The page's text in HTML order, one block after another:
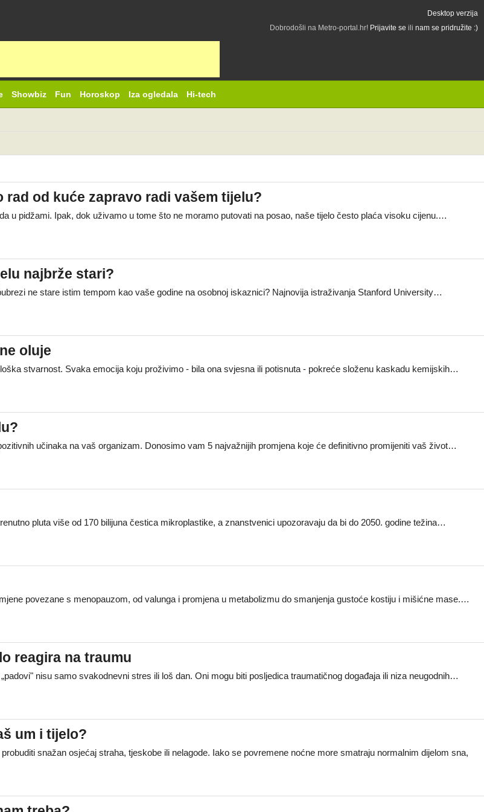
Desktop verzija
Dobrodošli na Metro-portal.hr! Prijavite se ili nam se pridružite :)
Showbiz Fun Horoskop Iza ogledala Hi-tech
od kuće zapravo radi vašem tijelu?
u pidžami. Ipak, dok uživamo u tome što ne moramo putovati na posao, naše tijelo često plaća visoku cijenu.…
najbrže stari?
ne stare istim tempom kao vaše godine na osobnoj iskaznici? Najnovija istraživanja Stanford University…
oluje
stvarnost. Svaka emocija koju proživimo - bila ona svjesna ili potisnuta - pokreće složenu kaskadu kemijskih…
učinaka na vaš organizam. Donosimo vam 5 najvažnijih promjena koje će definitivno promijeniti vaš život…
pluta više od 170 bilijuna čestica mikroplastike, a znanstvenici upozoravaju da bi do 2050. godine težina…
povezane s menopauzom, od valunga i promjena u metabolizmu do smanjenja gustoće kostiju i mišićne mase.…
reagira na traumu
nisu samo svakodnevni stres ili loš dan. Oni mogu biti posljedica traumatičnog događaja ili niza neugodnih…
um i tijelo?
snažan osjećaj straha, tjeskobe ili nelagode. Iako se povremene noćne more smatraju normalnim dijelom sna,